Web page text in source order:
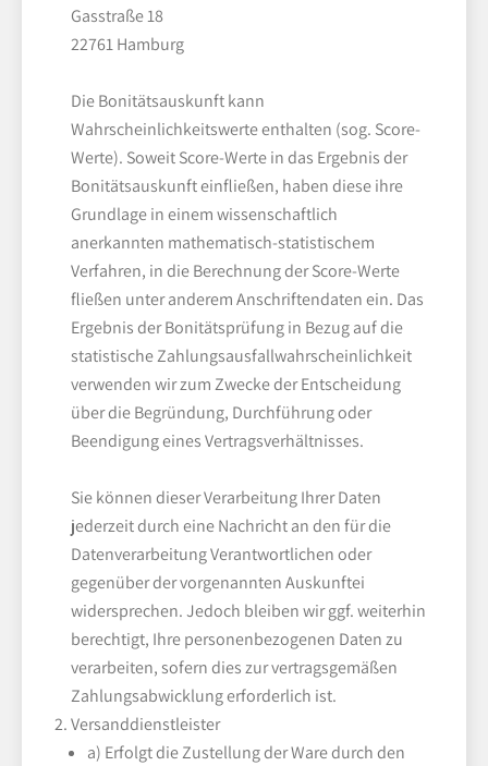
Gasstraße 18
22761 Hamburg
Die Bonitätsauskunft kann
Wahrscheinlichkeitswerte enthalten (sog. Score-
Werte). Soweit Score-Werte in das Ergebnis der
Bonitätsauskunft einfließen, haben diese ihre
Grundlage in einem wissenschaftlich
anerkannten mathematisch-statistischem
Verfahren, in die Berechnung der Score-Werte
fließen unter anderem Anschriftendaten ein. Das
Ergebnis der Bonitätsprüfung in Bezug auf die
statistische Zahlungsausfallwahrscheinlichkeit
verwenden wir zum Zwecke der Entscheidung
über die Begründung, Durchführung oder
Beendigung eines Vertragsverhältnisses.
Sie können dieser Verarbeitung Ihrer Daten
jederzeit durch eine Nachricht an den für die
Datenverarbeitung Verantwortlichen oder
gegenüber der vorgenannten Auskunftei
widersprechen. Jedoch bleiben wir ggf. weiterhin
berechtigt, Ihre personenbezogenen Daten zu
verarbeiten, sofern dies zur vertragsgemäßen
Zahlungsabwicklung erforderlich ist.
Versanddienstleister
a) Erfolgt die Zustellung der Ware durch den